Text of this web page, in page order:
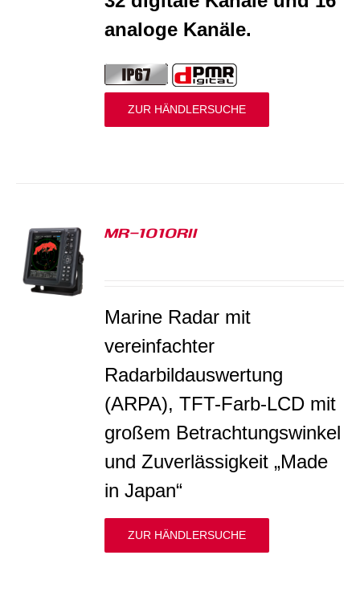
analoge Kanäle.
ZUR HÄNDLERSUCHE
MR-1010RII
Marine Radar mit
vereinfachter
Radarbildauswertung
(ARPA), TFT-Farb-LCD mit
großem Betrachtungswinkel
und Zuverlässigkeit „Made
in Japan“
ZUR HÄNDLERSUCHE